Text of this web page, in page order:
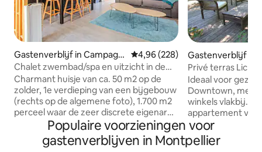
Gastenverblijf in Campagn
an
Gemiddelde beoordeling van
4,96 (228)
Chalet zwembad/spa en uitzicht in de
buurt van Pézenas tussen zee en meer
Charmant huisje van ca. 50 m2 op de
zolder, 1e verdieping van een bijgebouw
(rechts op de algemene foto), 1.700 m2
perceel waar de zeer discrete eigenaren
wonen. Alleen cottage op het terrein.
Zwembad (7x4m), spa (2/4 p. met
bubbels), zomerkeuken (plancha),
Gastenverblijf in
Privé terras
wifi
Ideaal voor
Downtown, met
winkels vlakbij.
appartement van
voorzien van
Uitzicht op de tuin
+ bank BZ 2pl,
Populaire voorzieningen voor
gastenverblijven in Montpellier